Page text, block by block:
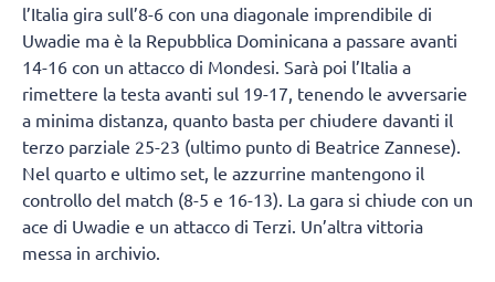
l’Italia gira sull’8-6 con una diagonale imprendibile di
Uwadie ma è la Repubblica Dominicana a passare avanti
14-16 con un attacco di Mondesi. Sarà poi l’Italia a
rimettere la testa avanti sul 19-17, tenendo le avversarie
a minima distanza, quanto basta per chiudere davanti il
terzo parziale 25-23 (ultimo punto di Beatrice Zannese).
Nel quarto e ultimo set, le azzurrine mantengono il
controllo del match (8-5 e 16-13). La gara si chiude con un
ace di Uwadie e un attacco di Terzi. Un’altra vittoria
messa in archivio.